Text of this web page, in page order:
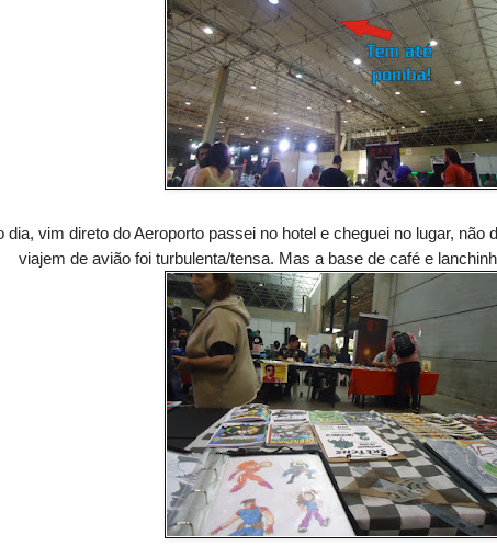
dia, vim direto do Aeroporto passei no hotel e cheguei no lugar, não
viajem de avião foi turbulenta/tensa. Mas a base de café e